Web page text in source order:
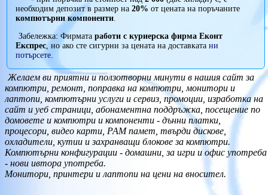
необходим депозит в размер на 20% от цената на поръчаните
компютърни компоненти.
Забележка: Фирмата работи с куриерска фирма Еконт
Експрес, но ако сте сигурни за цената на доставката ни
потърсете.
Желаем ви приятни и ползотворни минути в нашия сайт за
компютри, ремонт, поправка на компютри, монитори и
лаптопи, компютърни услуги и сервиз, промоции, изработка на
сайт и уеб страници, абонаментна поддръжка, посещение по
домовете и компютри и компоненти - дънни платки,
процесори, видео карти, РАМ памет, твърди дискове,
охладители, кутии и захранващи блокове за компютри.
Компютърни конфигурации - домашни, за игри и офис употреба
- нови ивтора употреба.
Монитори, принтери и лаптопи на цени на вносител.